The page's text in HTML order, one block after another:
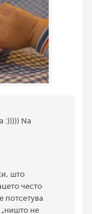
:))))) Na
што
често
потсетува
„ништо не